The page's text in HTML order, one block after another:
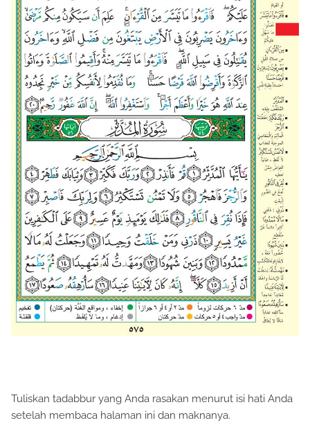
Tuliskan tadabbur yang Anda rasakan menurut isi hati Anda
setelah membaca halaman ini dan maknanya.